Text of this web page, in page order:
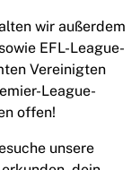
wir außerdem
EFL-League-
Vereinigten
League-
offen!
unsere